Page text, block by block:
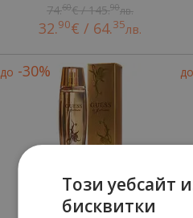
74.60€ / 145.90лв.
32.90€ / 64.35лв.
до -30% до
Този уебсайт
бисквитки